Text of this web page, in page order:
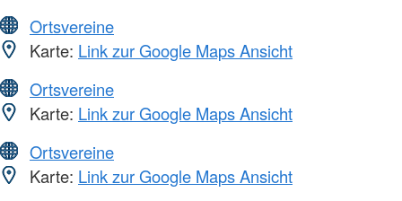
Ortsvereine
Karte: Link zur Google Maps Ansicht
Ortsvereine
Karte: Link zur Google Maps Ansicht
Ortsvereine
Karte: Link zur Google Maps Ansicht